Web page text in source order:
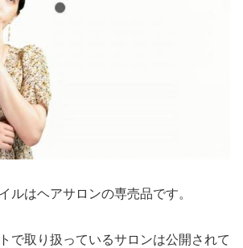
ルはヘアサロンの専売品です。
で取り扱っているサロンは公開されて